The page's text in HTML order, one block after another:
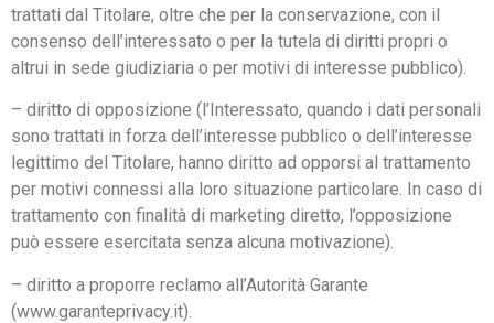
trattati dal Titolare, oltre che per la conservazione, con il
consenso dell’interessato o per la tutela di diritti propri o
altrui in sede giudiziaria o per motivi di interesse pubblico).
– diritto di opposizione (l’Interessato, quando i dati personali
sono trattati in forza dell’interesse pubblico o dell’interesse
legittimo del Titolare, hanno diritto ad opporsi al trattamento
per motivi connessi alla loro situazione particolare. In caso di
trattamento con finalità di marketing diretto, l’opposizione
può essere esercitata senza alcuna motivazione).
– diritto a proporre reclamo all’Autorità Garante
(www.garanteprivacy.it).